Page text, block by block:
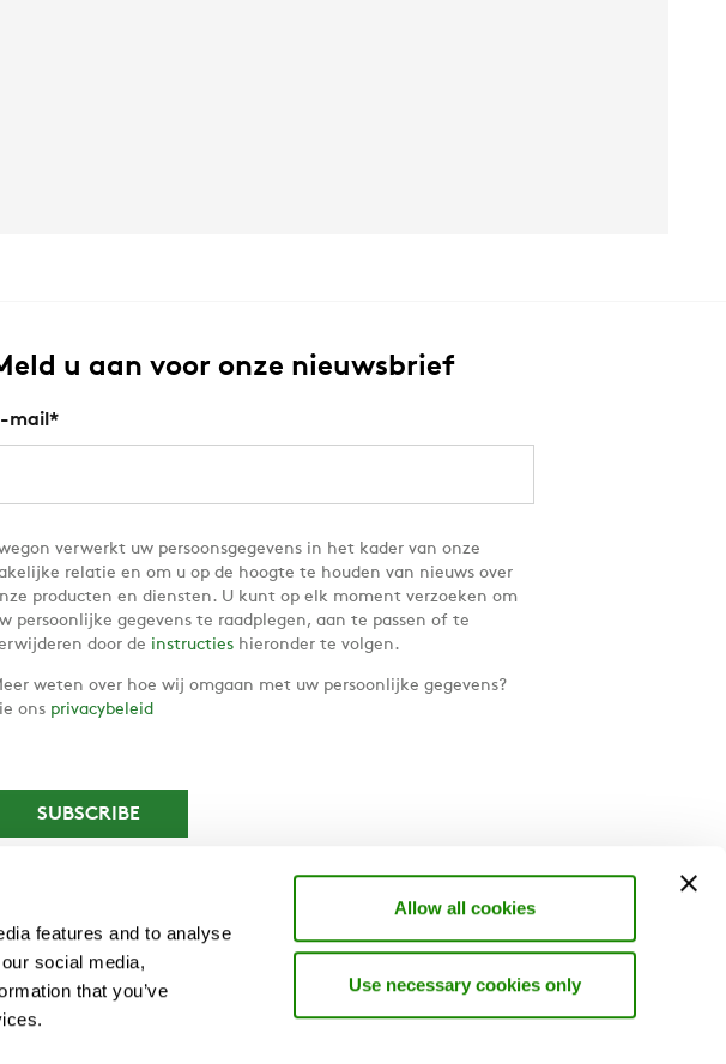
features and to analyse
social media,
that you’ve
Allow all cookies
Use necessary cookies only
u aan voor onze nieuwsbrief
mail *
verwerkt uw persoonsgegevens in het kader van onze
relatie en om u op de hoogte te houden van nieuws over
producten en diensten. U kunt op elk moment verzoeken om
persoonlijke gegevens te raadplegen, aan te passen of te
door de instructies hieronder te volgen.
weten over hoe wij omgaan met uw persoonlijke gegevens?
ons privacybeleid